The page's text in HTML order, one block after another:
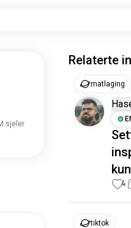
sjeler
Relaterte
matlaging
4
tiktok